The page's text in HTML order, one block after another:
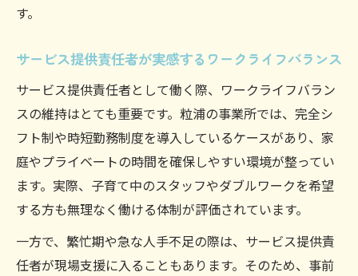
す。
サービス提供責任者が実感するワークライフバランス
サービス提供責任者として働く際、ワークライフバラン
スの維持はとても重要です。粒浦の事業所では、完全シ
フト制や時短勤務制度を導入しているケースがあり、家
庭やプライベートの時間を確保しやすい環境が整ってい
ます。実際、子育て中のスタッフやダブルワークを希望
する方も無理なく働ける体制が評価されています。
一方で、繁忙期や急な人手不足の際は、サービス提供責
任者が現場支援に入ることもあります。そのため、事前